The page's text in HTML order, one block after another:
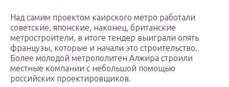
Над самим проектом каирского метро работали
советские, японские, наконец, британские
метростроители, в итоге тендер выиграли опять
французы, которые и начали это строительство.
Более молодой метрополитен Алжира строили
местные компании с небольшой помощью
российских проектировщиков.